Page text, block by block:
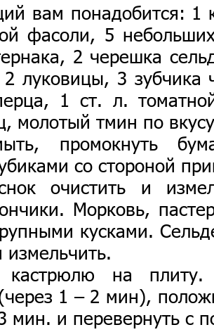
вам понадобится: 1
фасоли, 5
2 черешка
2 луковицы, 3 зубчика
1 ст. л.
молотый тмин по
промокнуть
со стороной
очистить и
Морковь,
кусками.
кастрюлю на
1 – 2 мин),
мин. и перевернуть с